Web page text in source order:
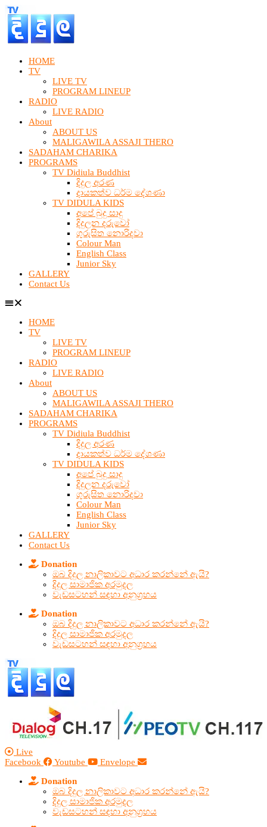
HOME
TV
LIVE TV
PROGRAM LINEUP
RADIO
LIVE RADIO
About
ABOUT US
MALIGAWILA ASSAJI THERO
SADAHAM CHARIKA
PROGRAMS
TV Didiula Buddhist
දිදුල අරණ
දායකත්ව ධර්ම දේශණා
TV DIDULA KIDS
අපේ බුදු සාදු
දිදුලන දරුවෝ
ගුරුසිත නොරිදවා
Colour Man
English Class
Junior Sky
GALLERY
Contact Us
HOME
TV
LIVE TV
PROGRAM LINEUP
RADIO
LIVE RADIO
About
ABOUT US
MALIGAWILA ASSAJI THERO
SADAHAM CHARIKA
PROGRAMS
TV Didiula Buddhist
දිදුල අරණ
දායකත්ව ධර්ම දේශණා
TV DIDULA KIDS
අපේ බුදු සාදු
දිදුලන දරුවෝ
ගුරුසිත නොරිදවා
Colour Man
English Class
Junior Sky
GALLERY
Contact Us
Donation
ඔබ දිදුල නාලිකාවට අධාර කරන්නේ ඇයි?
දිදුල සාමාජික අරමුදල
වැඩසටහන් සඳහා අනුග්‍රහය
Donation
ඔබ දිදුල නාලිකාවට අධාර කරන්නේ ඇයි?
දිදුල සාමාජික අරමුදල
වැඩසටහන් සඳහා අනුග්‍රහය
Live
Facebook
Youtube Envelope
Donation
ඔබ දිදුල නාලිකාවට අධාර කරන්නේ ඇයි?
දිදුල සාමාජික අරමුදල
වැඩසටහන් සඳහා අනුග්‍රහය